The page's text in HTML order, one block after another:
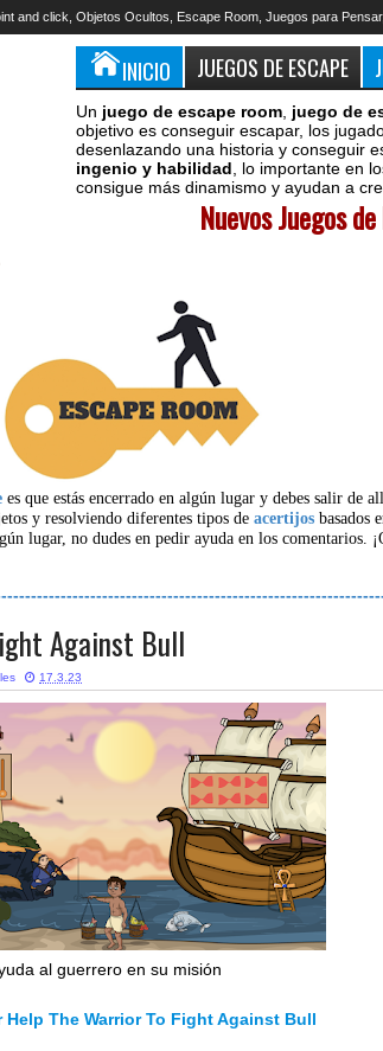
and click, Objetos Ocultos, Escape Room, Juegos para
INICIO JUEGOS DE ESCAPE
Un juego de escape room juego de
objetivo es conseguir escapar, los
desenlazando una historia y conseguir
ingenio y habilidad , lo importante en
consigue más dinamismo y ayudan a
Nuevos Juegos
es que estás encerrado en algún lugar y debes salir de
y resolviendo diferentes tipos deacertijos basados
lugar, no dudes en pedir ayuda en los comentarios.
Against Bull
17.3.23
al guerrero en su misión
Help The Warrior To Fight Against Bull